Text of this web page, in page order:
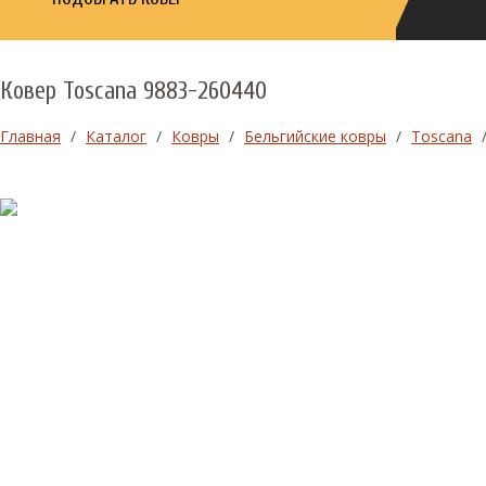
Ковер Toscana 9883-260440
Главная / Каталог / Ковры / Бельгийские ковры / Toscana /